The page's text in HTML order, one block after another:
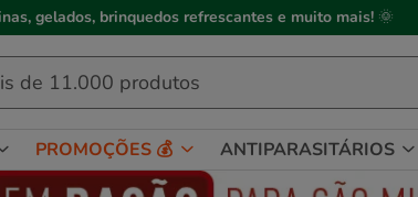
gelados, brinquedos refrescantes e muito mais! 🌞
PROMOÇÕES 💰 ANTIPARASITÁRIOS